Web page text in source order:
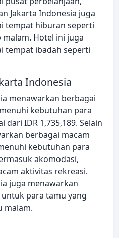
Jakarta Indonesia juga
tempat hiburan seperti
Hotel ini juga
tempat ibadah seperti
Indonesia
menawarkan berbagai
kebutuhan para
IDR 1,735,189. Selain
berbagai macam
kebutuhan para
akomodasi,
aktivitas rekreasi.
juga menawarkan
para tamu yang
malam.